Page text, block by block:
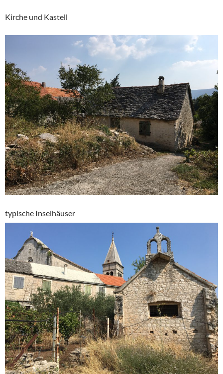
Kirche und Kastell
typische Inselhäuser